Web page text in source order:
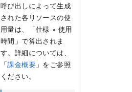
呼び出しによって生成
された各リソースの使
用量は、「仕様 × 使用
時間」で算出されま
す。詳細については、
「課金概要 」をご参照
ください。